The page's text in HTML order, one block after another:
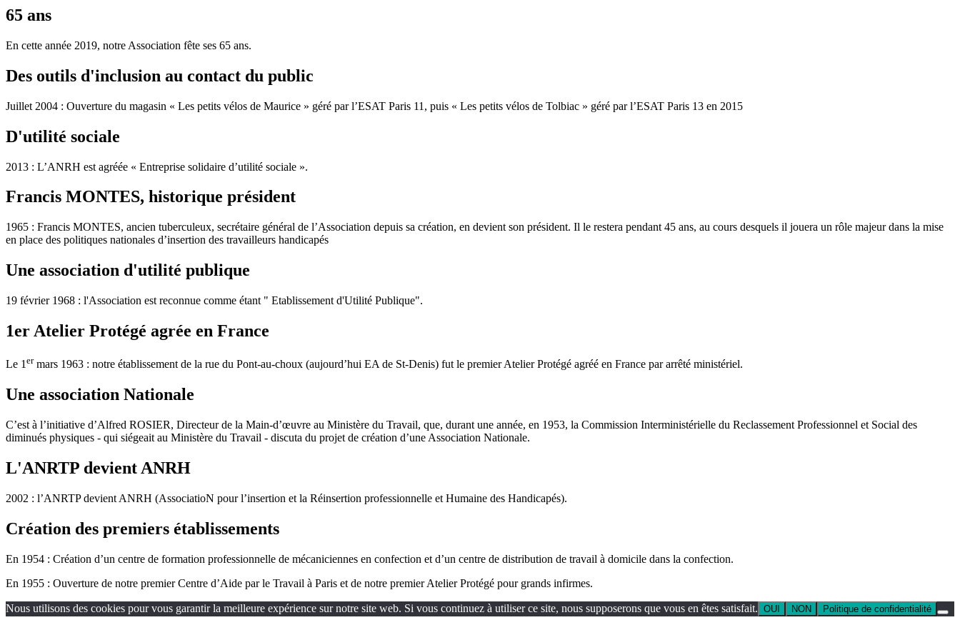
65 ans
En cette année 2019, notre Association fête ses 65 ans.
Des outils d'inclusion au contact du public
Juillet 2004 : Ouverture du magasin « Les petits vélos de Maurice » géré par l’ESAT Paris 11, puis « Les petits vélos de Tolbiac » géré par l’ESAT Paris 13 en 2015
D'utilité sociale
2013 : L’ANRH est agréée « Entreprise solidaire d’utilité sociale ».
Francis MONTES, historique président
1965 : Francis MONTES, ancien tuberculeux, secrétaire général de l’Association depuis sa création, en devient son président. Il le restera pendant 45 ans, au cours desquels il jouera un rôle majeur dans la mise
en place des politiques nationales d’insertion des travailleurs handicapés
Une association d'utilité publique
19 février 1968 : l'Association est reconnue comme étant " Etablissement d'Utilité Publique".
1er Atelier Protégé agrée en France
Le 1 ermars 1963 : notre établissement de la rue du Pont-au-choux (aujourd’hui EA de St-Denis) fut le premier Atelier Protégé agréé en France par arrêté ministériel.
Une association Nationale
C’est à l’initiative d’Alfred ROSIER, Directeur de la Main-d’œuvre au Ministère du Travail, que, durant une année, en 1953, la Commission Interministérielle du Reclassement Professionnel et Social des
diminués physiques - qui siégeait au Ministère du Travail - discuta du projet de création d’une Association Nationale.
L'ANRTP devient ANRH
2002 : l’ANRTP devient ANRH (AssociatioN pour l’insertion et la Réinsertion professionnelle et Humaine des Handicapés).
Création des premiers établissements
En 1954 : Création d’un centre de formation professionnelle de mécaniciennes en confection et d’un centre de distribution de travail à domicile dans la confection.
En 1955 : Ouverture de notre premier Centre d’Aide par le Travail à Paris et de notre premier Atelier Protégé pour grands infirmes.
Nous utilisons des cookies pour vous garantir la meilleure expérience sur notre site web. Si vous continuez à utiliser ce site, nous supposerons que vous en êtes satisfait. OUI NON Politique de confidentialité